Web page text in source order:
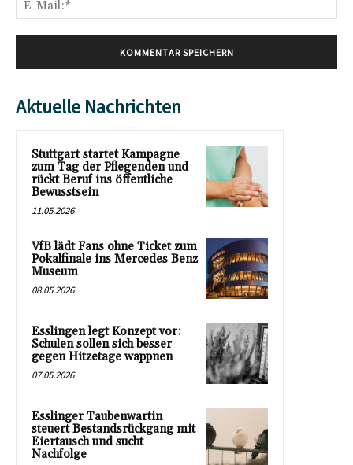
Aktuelle Nachrichten
Stuttgart startet Kampagne
zum Tag der Pflegenden und
rückt Beruf ins öffentliche
Bewusstsein
11.05.2026
VfB lädt Fans ohne Ticket zum
Pokalfinale ins Mercedes Benz
Museum
08.05.2026
Esslingen legt Konzept vor:
Schulen sollen sich besser
gegen Hitzetage wappnen
07.05.2026
Esslinger Taubenwartin
steuert Bestandsrückgang mit
Eiertausch und sucht
Nachfolge